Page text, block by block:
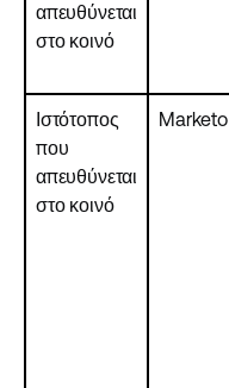
απευθύνεται
στο κοινό
Ιστότοπος
που
απευθύνεται
στο κοινό
Marketo